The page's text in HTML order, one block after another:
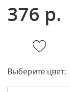
376 р.
Выберите цвет: